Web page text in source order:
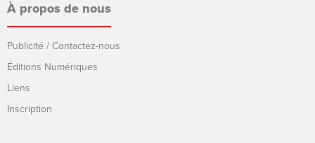
À propos de nous
Publicité / Contactez-nous
Éditions Numériques
Liens
Inscription